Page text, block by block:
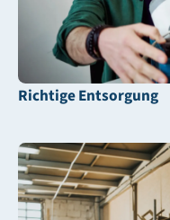
Richtige Entsorgung